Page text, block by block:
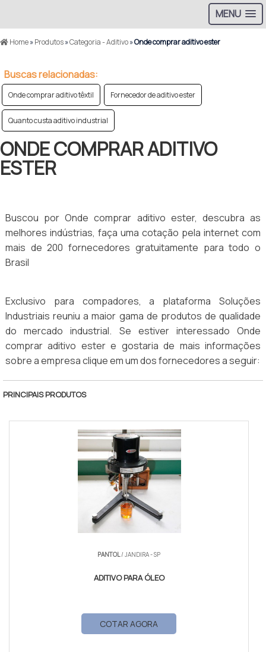
MENU
Home»Produtos»Categoria - Aditivo»Onde comprar aditivo ester
Buscas relacionadas:
Onde comprar aditivo têxtil Fornecedor de aditivo ester
Quanto custa aditivo industrial
ONDE COMPRAR ADITIVO
ESTER
Buscou por Onde comprar aditivo ester, descubra as
melhores indústrias, faça uma cotação pela internet com
mais de 200 fornecedores gratuitamente para todo o
Brasil
Exclusivo para compadores, a plataforma Soluções
Industriais reuniu a maior gama de produtos de qualidade
do mercado industrial. Se estiver interessado Onde
comprar aditivo ester e gostaria de mais informações
sobre a empresa clique em um dos fornecedores a seguir:
PRINCIPAIS PRODUTOS
PANTOL/ JANDIRA - SP
ADITIVO PARA ÓLEO
COTAR AGORA